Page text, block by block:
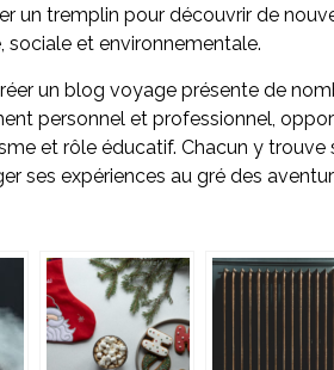
un tremplin pour découvrir de
et environnementale.
un blog voyage présente de
personnel et professionnel,
et rôle éducatif. Chacun y
ses expériences au gré des